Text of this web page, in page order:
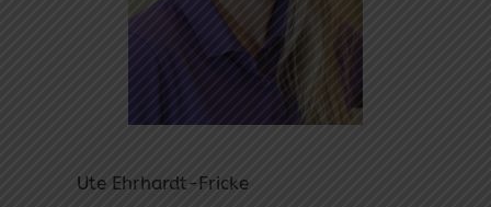
Ute Ehrhardt-Fricke